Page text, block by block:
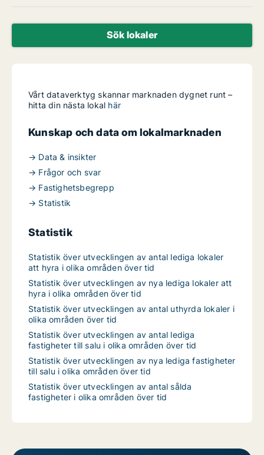
Sök lokaler
Vårt dataverktyg skannar marknaden dygnet runt –
hitta din nästa lokal här
Kunskap och data om lokalmarknaden
→ Data & insikter
→ Frågor och svar
→ Fastighetsbegrepp
→ Statistik
Statistik
Statistik över utvecklingen av antal lediga lokaler
att hyra i olika områden över tid
Statistik över utvecklingen av nya lediga lokaler att
hyra i olika områden över tid
Statistik över utvecklingen av antal uthyrda lokaler i
olika områden över tid
Statistik över utvecklingen av antal lediga
fastigheter till salu i olika områden över tid
Statistik över utvecklingen av nya lediga fastigheter
till salu i olika områden över tid
Statistik över utvecklingen av antal sålda
fastigheter i olika områden över tid